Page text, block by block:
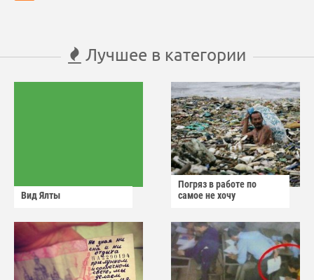
Лучшее в категории
Вид Ялты
Погряз в работе по
самое не хочу